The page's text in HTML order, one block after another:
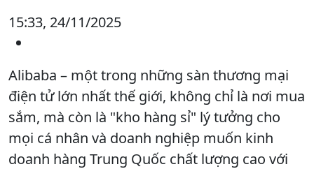
15:33, 24/11/2025
Alibaba – một trong những sàn thương mại
điện tử lớn nhất thế giới, không chỉ là nơi mua
sắm, mà còn là "kho hàng sỉ" lý tưởng cho
mọi cá nhân và doanh nghiệp muốn kinh
doanh hàng Trung Quốc chất lượng cao với